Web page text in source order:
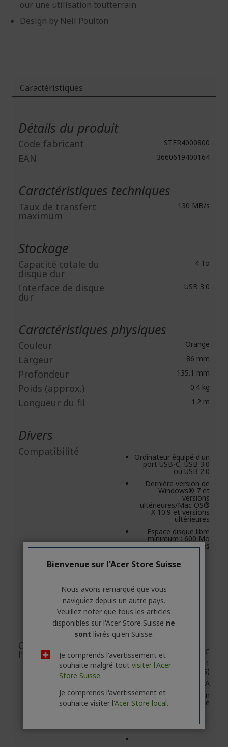
our une utilisation toutterrain
Design by Neil Poulton
Caractéristiques
Détails du produit
Code fabricant STFR4000800
EAN 3660619400164
Caractéristiques techniques
Taux de transfert
maximum
130 MB/s
Stockage
Capacité totale du
disque dur
4 To
Interface de disque
dur
USB 3.0
Caractéristiques physiques
Couleur Orange
Largeur 86 mm
Profondeur 135.1 mm
Poids (approx.) 0.4 kg
Longueur du fil 1.2 m
Divers
Compatibilité Ordinateur équipé d'un
port USB-C, USB 3.0
ou USB 2.0
Dernière version de
Windows® 7 et
versions
ultérieures/Mac OS®
X 10.9 et versions
ultérieures
Espace disque libre
minimum : 600 Mo
recommandés
Contenu de
l'emballage
LaCie Rugged USB-C
Câble USB-C (USB 3.1
5 Gbits/s)
Câble USB-C à USB-A
Guide d'installation
rapide
Bienvenue sur l'Acer Store Suisse
Nous avons remarqué que vous
naviguiez depuis un autre pays.
Veuillez noter que tous les articles
disponibles sur l'Acer Store Suisse ne
sont livrés qu'en Suisse.
Je comprends l'avertissement et
souhaite malgré tout visiter l'Acer
Store Suisse.
Je comprends l'avertissement et
souhaite visiter l'Acer Store local.